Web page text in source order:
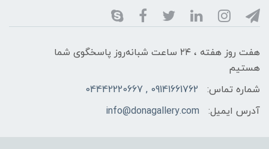
هفت روز هفته ، ۲۴ ساعت شبانه‌روز پاسخگوی شما
هستیم
شماره تماس:
09141661762 , 04442220667
آدرس ایمیل:
info@donagallery.com